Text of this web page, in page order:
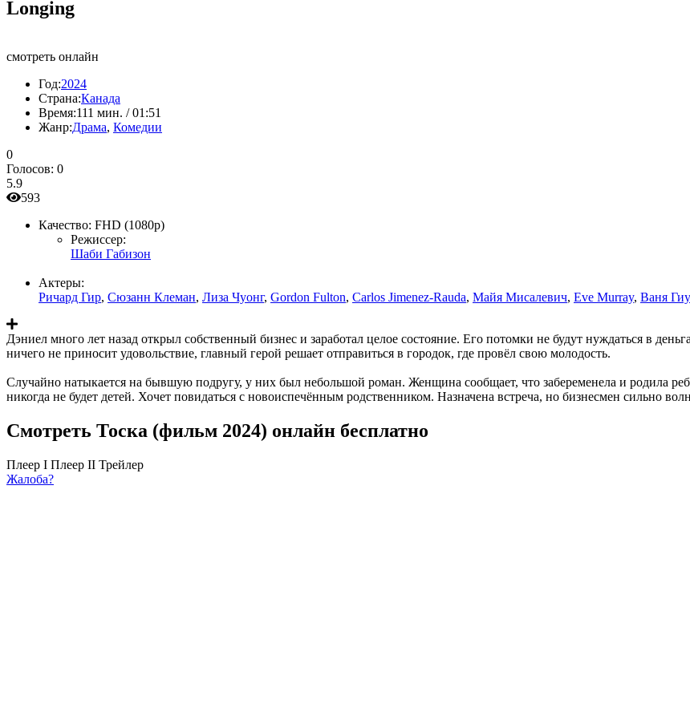
Longing
смотреть онлайн
Год:2024
Страна:Канада
Время:111 мин. / 01:51
Жанр:Драма, Комедии
0
Голосов: 0
5.9
593
Качество: FHD (1080p)
Режиссер:
Шаби Габизон
Актеры:
Ричард Гир, Сюзанн Клеман, Лиза Чуонг, Gordon Fulton, Carlos Jimenez-Rauda, Майя Мисалевич, Eve Murray, Ваня
Дэниел много лет назад открыл собственный бизнес и заработал целое состояние. Его потомки не будут нуждаться в
ничего не приносит удовольствие, главный герой решает отправиться в городок, где провёл свою молодость.
Случайно натыкается на бывшую подругу, у них был небольшой роман. Женщина сообщает, что забеременела и родила
никогда не будет детей. Хочет повидаться с новоиспечённым родственником. Назначена встреча, но бизнесмен сильно
Смотреть Тоска (фильм 2024) онлайн бесплатно
Плеер I Плеер II Трейлер
Жалоба?